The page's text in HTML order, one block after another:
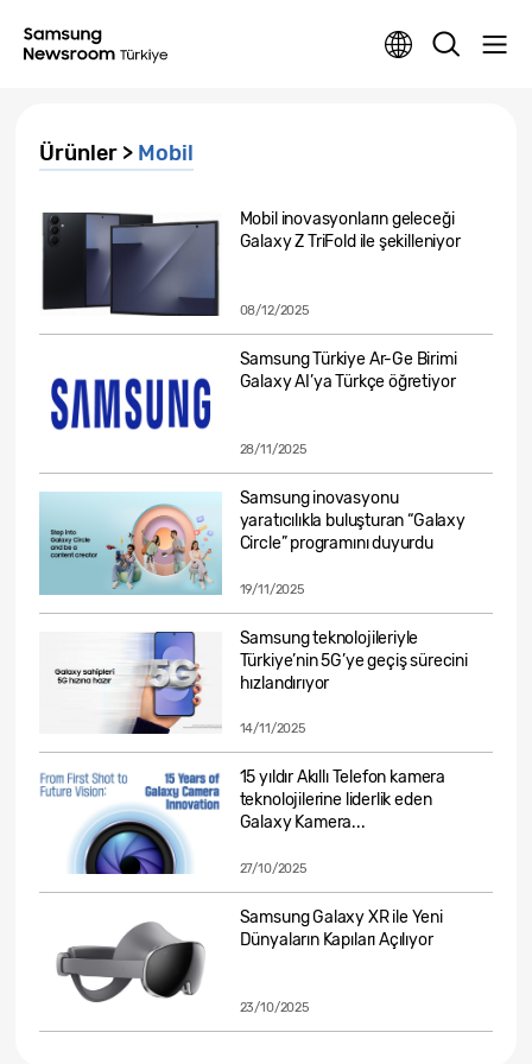
Ürünler > Mobil
Mobil inovasyonların geleceği
Galaxy Z TriFold ile şekilleniyor
08/12/2025
Samsung Türkiye Ar-Ge Birimi
Galaxy AI’ya Türkçe öğretiyor
28/11/2025
Samsung inovasyonu
yaratıcılıkla buluşturan “Galaxy
Circle” programını duyurdu
19/11/2025
Samsung teknolojileriyle
Türkiye’nin 5G’ye geçiş sürecini
hızlandırıyor
14/11/2025
15 yıldır Akıllı Telefon kamera
teknolojilerine liderlik eden
Galaxy Kamera...
27/10/2025
Samsung Galaxy XR ile Yeni
Dünyaların Kapıları Açılıyor
23/10/2025